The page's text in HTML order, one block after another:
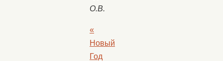
О.В.
«
Новый
Год